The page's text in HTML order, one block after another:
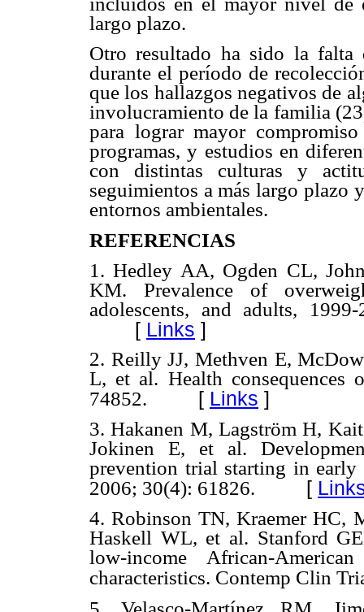
largo plazo.
Otro resultado ha sido la falta
durante el período de
que los hallazgos negativos de
involucramiento de la familia
para lograr mayor
programas, y estudios en
con distintas culturas y
seguimientos a más largo plazo
entornos ambientales.
REFERENCIAS
1. Hedley AA, Ogden CL,
KM. Prevalence of
adolescents, and adults,
[ Links ]
2. Reilly JJ, Methven E,
L, et al. Health
74852. [ Links ]
3. Hakanen M, Lagström H,
Jokinen E, et al.
prevention trial starting in
2006; 30(4): 61826. [
4. Robinson TN, Kraemer HC,
Haskell WL, et al. Stanford
low-income African-
characteristics. Contemp Clin